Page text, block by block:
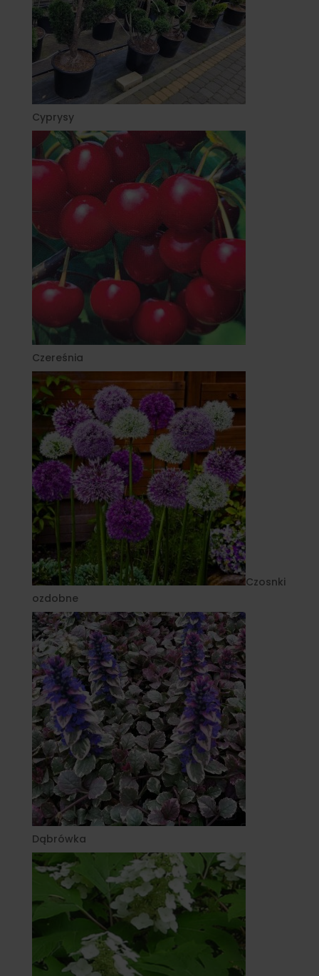
Cyprysy
Czereśnia
Czosnki
ozdobne
Dąbrówka